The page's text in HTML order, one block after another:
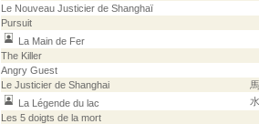
Le Nouveau Justicier de Shanghaï
Pursuit
La Main de Fer
The Killer
Angry Guest
Le Justicier de Shanghai
La Légende du lac
Les 5 doigts de la mort